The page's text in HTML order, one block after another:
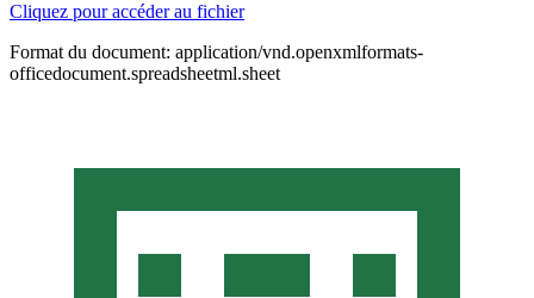
Cliquez pour accéder au fichier
Format du document: application/vnd.openxmlformats-
officedocument.spreadsheetml.sheet